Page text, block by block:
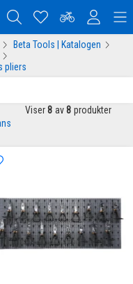
Beta Tools | Katalogen
pliers
Viser 8 av 8 produkter